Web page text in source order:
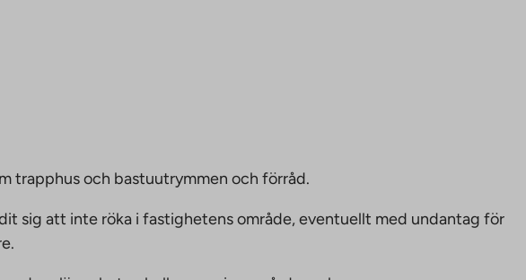
trapphus och bastuutrymmen och förråd.
sig att inte röka i fastighetens område, eventuellt med undantag för